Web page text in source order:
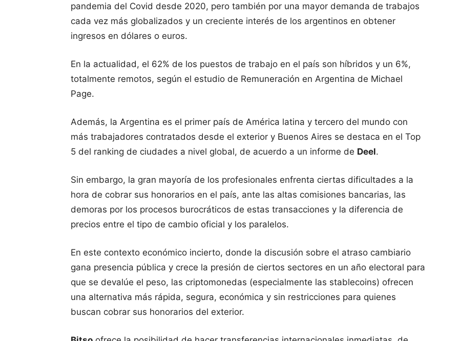
pandemia del Covid desde 2020, pero también por una mayor demanda de trabajos
cada vez más globalizados y un creciente interés de los argentinos en obtener
ingresos en dólares o euros.
En la actualidad, el 62% de los puestos de trabajo en el país son híbridos y un 6%,
totalmente remotos, según el estudio de Remuneración en Argentina de Michael
Page.
Además, la Argentina es el primer país de América latina y tercero del mundo con
más trabajadores contratados desde el exterior y Buenos Aires se destaca en el Top
5 del ranking de ciudades a nivel global, de acuerdo a un informe de Deel.
Sin embargo, la gran mayoría de los profesionales enfrenta ciertas dificultades a la
hora de cobrar sus honorarios en el país, ante las altas comisiones bancarias, las
demoras por los procesos burocráticos de estas transacciones y la diferencia de
precios entre el tipo de cambio oficial y los paralelos.
En este contexto económico incierto, donde la discusión sobre el atraso cambiario
gana presencia pública y crece la presión de ciertos sectores en un año electoral para
que se devalúe el peso, las criptomonedas (especialmente las stablecoins) ofrecen
una alternativa más rápida, segura, económica y sin restricciones para quienes
buscan cobrar sus honorarios del exterior.